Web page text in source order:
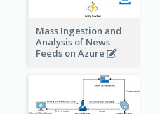
Mass Ingestion and
Analysis of News
Feeds on Azure